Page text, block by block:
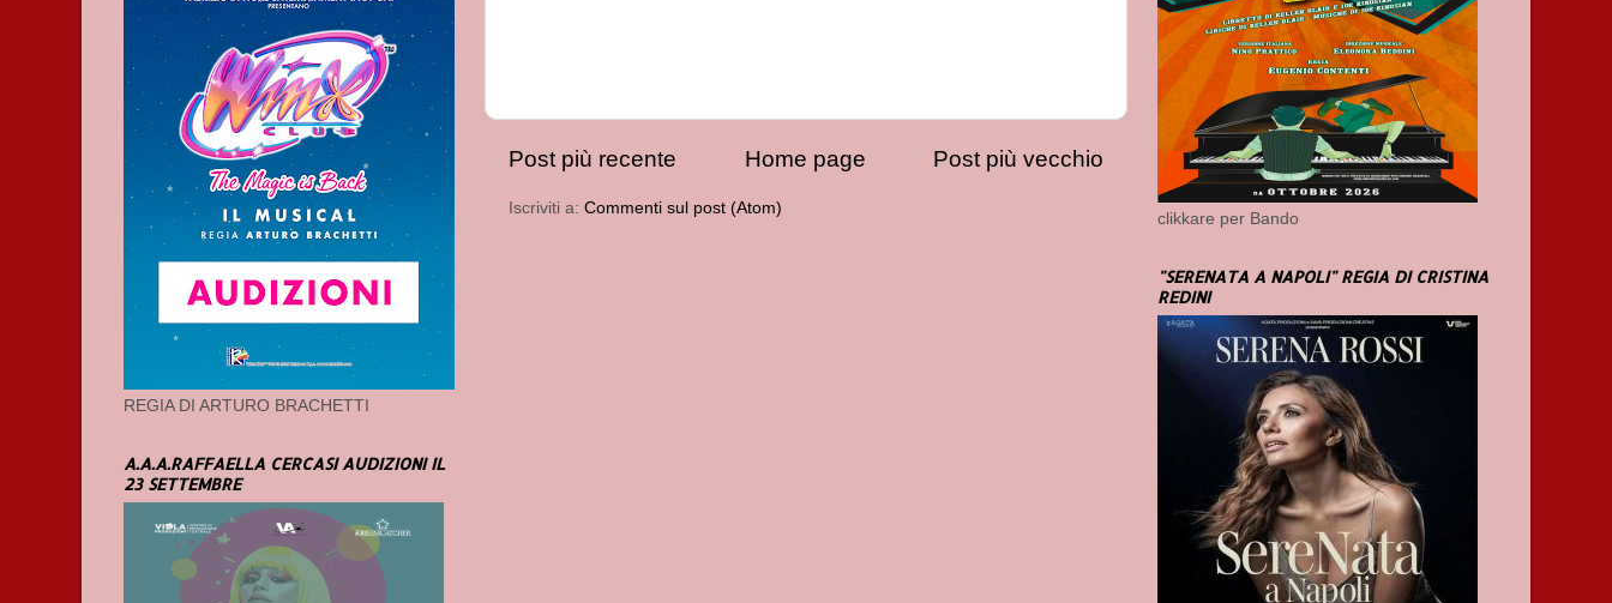
Post più recente Post più vecchio
Home page
Iscriviti a: Commenti sul post (Atom)
REGIA DI ARTURO BRACHETTI
A.A.A.RAFFAELLA CERCASI AUDIZIONI IL
23 SETTEMBRE
clikkare per Bando
"SERENATA A NAPOLI" REGIA DI CRISTINA
REDINI